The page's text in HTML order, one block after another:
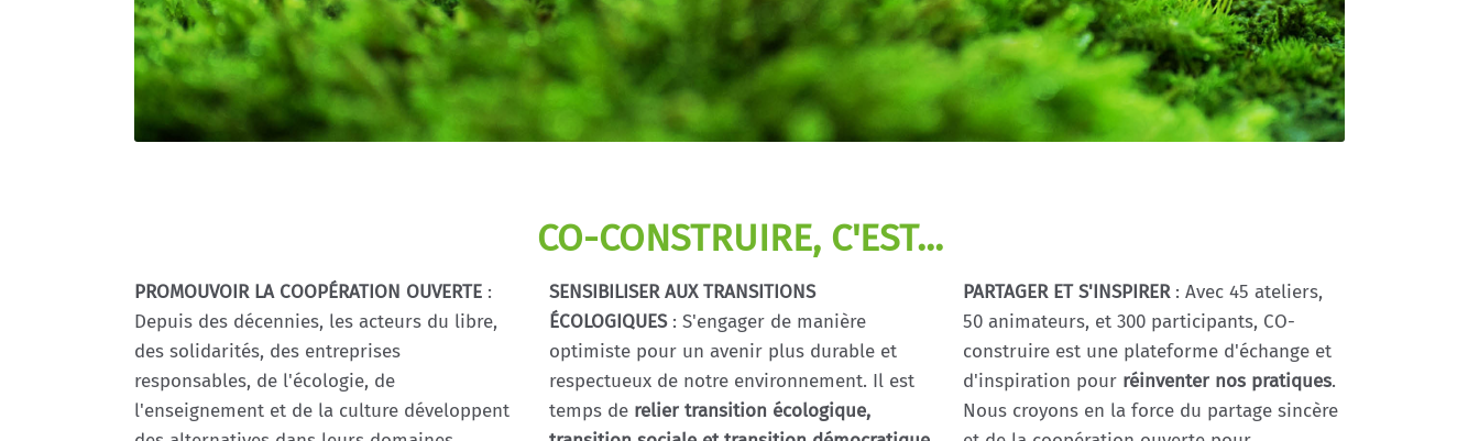
CO-CONSTRUIRE, C'EST...
PROMOUVOIR LA COOPÉRATION OUVERTE :
Depuis des décennies, les acteurs du libre,
des solidarités, des entreprises
responsables, de l'écologie, de
l'enseignement et de la culture développent
SENSIBILISER AUX TRANSITIONS
ÉCOLOGIQUES: S'engager de manière
optimiste pour un avenir plus durable et
respectueux de notre environnement. Il est
temps de relier transition écologique,
PARTAGER ET S'INSPIRER: Avec 45 ateliers,
50 animateurs, et 300 participants, CO-
construire est une plateforme d'échange et
d'inspiration pour réinventer nos pratiques.
Nous croyons en la force du partage sincère